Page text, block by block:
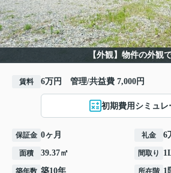
【外観】物件の外観
賃料 6万円 管理/共益費 7,000円
初期費用シミュレ
保証金 0ヶ月 礼金 6
面積 39.37㎡ 間取り
築10年 1